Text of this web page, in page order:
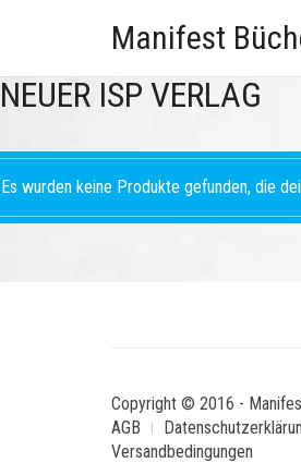
Manifest
NEUER ISP VERLAG
Es wurden keine Produkte gefunden, die
Copyright © 2016 -
AGB
Versandbedingungen